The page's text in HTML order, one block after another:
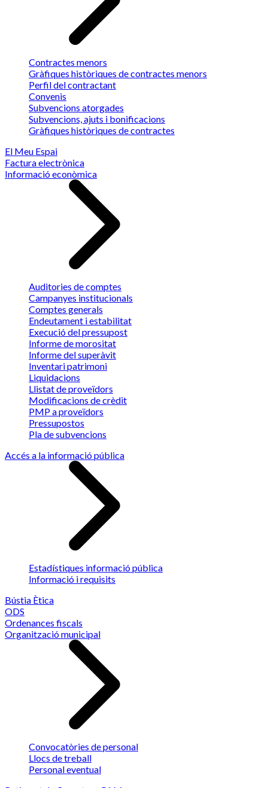
Contractes menors
Gràfiques històriques de contractes menors
Perfil del contractant
Convenis
Subvencions atorgades
Subvencions, ajuts i bonificacions
Gràfiques històriques de contractes
El Meu Espai
Factura electrònica
Informació econòmica
Auditories de comptes
Campanyes institucionals
Comptes generals
Endeutament i estabilitat
Execució del pressupost
Informe de morositat
Informe del superàvit
Inventari patrimoni
Liquidacions
Llistat de proveïdors
Modificacions de crèdit
PMP a proveïdors
Pressupostos
Pla de subvencions
Accés a la informació pública
Estadístiques informació pública
Informació i requisits
Bústia Ètica
ODS
Ordenances fiscals
Organització municipal
Convocatòries de personal
Llocs de treball
Personal eventual